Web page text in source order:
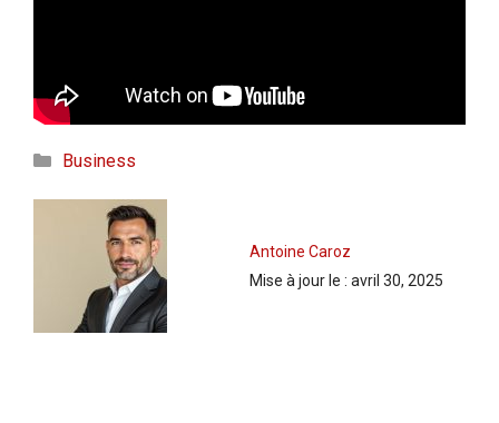
Catégories
Business
Antoine Caroz
Mise à jour le : avril 30, 2025